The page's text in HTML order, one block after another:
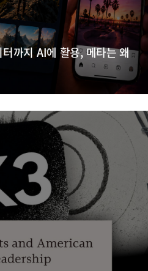
까지 AI에 활용, 메타는 왜